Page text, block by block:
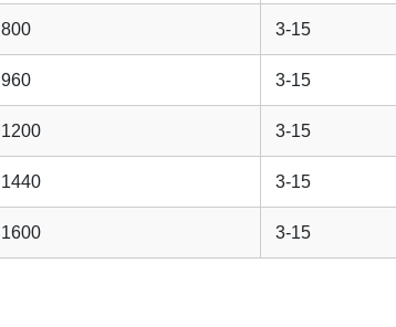
800 3-15
960 3-15
1200 3-15
1440 3-15
1600 3-15